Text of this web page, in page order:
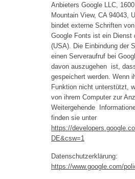
Anbieters Google LLC,
Mountain View, CA 94043,
bindet externe Schriften
Google Fonts ist ein Dienst
(USA). Die Einbindung der
einen Serveraufruf bei
davon auszugehen ist,
gespeichert werden. Wenn
Funktion nicht unterstützt,
von ihrem Computer zur
Weitergehende
finden sie unter
https://
DE&csw=1
Datenschutzerklärung:
https://www.google.com/